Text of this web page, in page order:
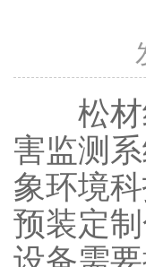
松材
害监测
象环境
预装定